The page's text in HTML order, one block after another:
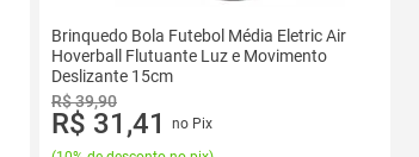
Brinquedo Bola Futebol Média Eletric Air
Hoverball Flutuante Luz e Movimento
Deslizante 15cm
R$ 39,90
R$ 31,41
no Pix